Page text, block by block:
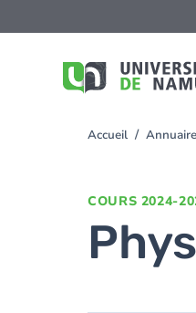
au
You
Accueil
COURS 2024-